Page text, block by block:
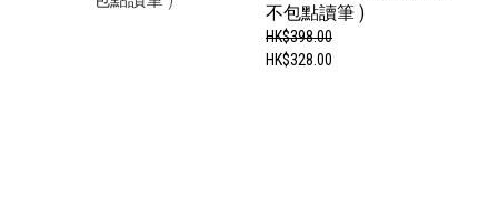
不包點讀筆 )
HK$398.00
HK$328.00